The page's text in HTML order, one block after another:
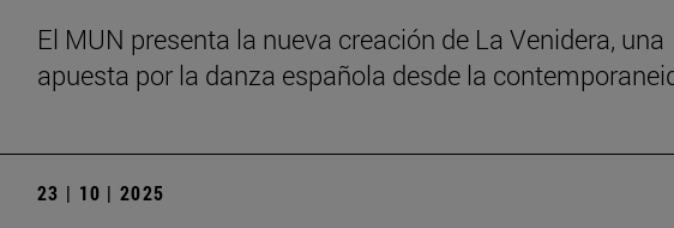
El MUN presenta la nueva creación de La Venidera, una
apuesta por la danza española desde la
23 | 10 | 2025